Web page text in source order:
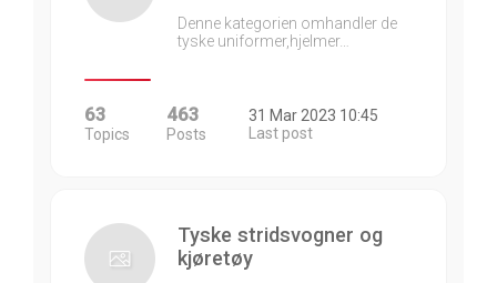
Denne kategorien omhandler de
tyske uniformer,hjelmer…
63
Topics
463
Posts
31 Mar 2023 10:45
Last post
Tyske stridsvogner og
kjøretøy